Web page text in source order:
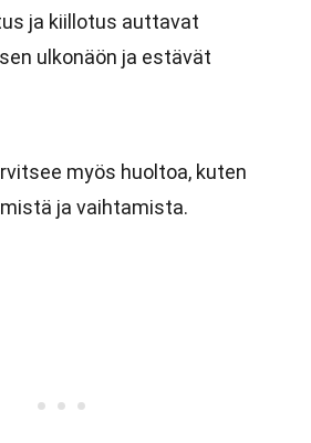
ja kiillotus auttavat
ulkonäön ja estävät
myös huoltoa, kuten
ja vaihtamista.